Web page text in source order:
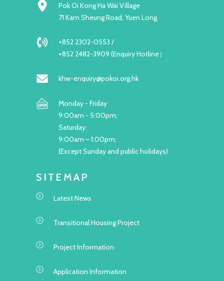
Pok Oi Kong Ha Wai Village
71 Kam Sheung Road, Yuen Long
+852 2302-0553 /
+852 2482-3909 (Enquiry Hotline）
khw-enquiry@pokoi.org.hk
Monday - Friday
9:00am - 5:00pm;
Saturday:
9:00am – 1:00pm;
(Except Sunday and public holidays)
SITEMAP
Latest News
Transitional Housing Project
Project Information
Application Information